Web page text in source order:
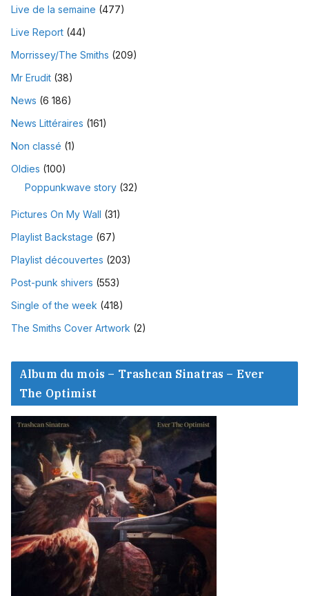
Live de la semaine (477)
Live Report (44)
Morrissey/The Smiths (209)
Mr Erudit (38)
News (6 186)
News Littéraires (161)
Non classé (1)
Oldies (100)
Poppunkwave story (32)
Pictures On My Wall (31)
Playlist Backstage (67)
Playlist découvertes (203)
Post-punk shivers (553)
Single of the week (418)
The Smiths Cover Artwork (2)
Album du mois – Trashcan Sinatras – Ever
The Optimist